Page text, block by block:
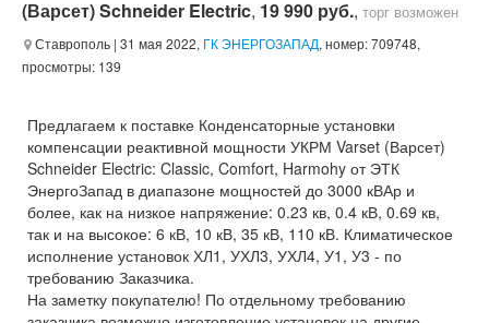
(Варсет) Schneider Electric, 19 990 руб., торг возможен
Ставрополь | 31 мая 2022, ГК ЭНЕРГОЗАПАД, номер: 709748,
просмотры: 139
Предлагаем к поставке Конденсаторные установки
компенсации реактивной мощности УКРМ Varset (Варсет)
Schneider Electric: Classic, Comfort, Harmohy от ЭТК
ЭнергоЗапад в диапазоне мощностей до 3000 кВАр и
более, как на низкое напряжение: 0.23 кв, 0.4 кВ, 0.69 кв,
так и на высокое: 6 кВ, 10 кВ, 35 кВ, 110 кВ. Климатическое
исполнение установок ХЛ1, УХЛ3, УХЛ4, У1, У3 - по
требованию Заказчика.
На заметку покупателю! По отдельному требованию